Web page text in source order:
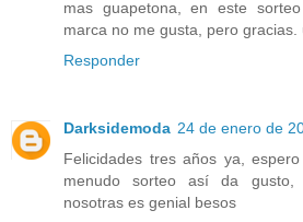
mas guapetona, en este
marca no me gusta, pero gracias.
Responder
Darksidemoda 24 de enero de
Felicidades tres años ya,
menudo sorteo así da
nosotras es genial besos